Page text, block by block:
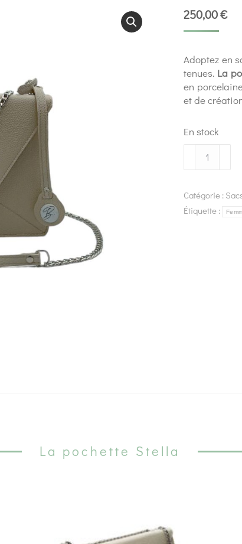
250,00€
Adoptez en
tenues. La
en
et de
En stock
Catégorie :
Étiquette :
La pochette Stella